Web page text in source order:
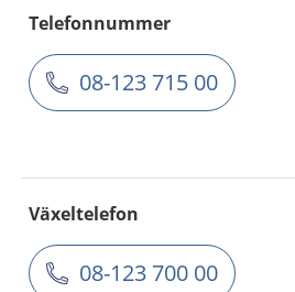
Telefonnummer
08-123 715 00
Växeltelefon
08-123 700 00